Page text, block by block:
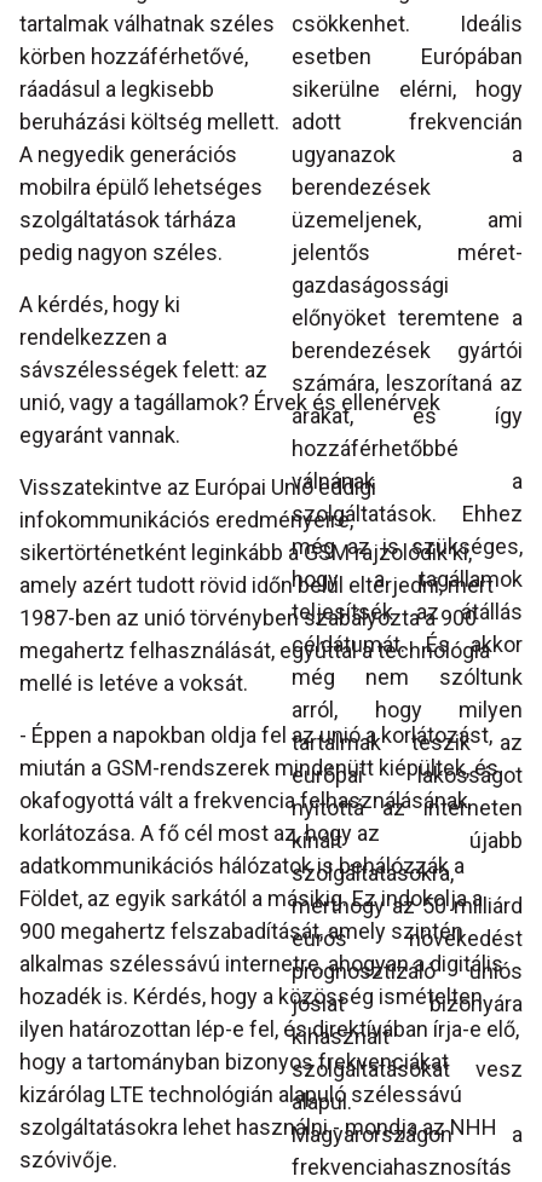
csökkenhet. Ideális
esetben Európában
sikerülne elérni, hogy
adott frekvencián
ugyanazok a
berendezések
üzemeljenek, ami
jelentős méret-
gazdaságossági
előnyöket teremtene a
berendezések gyártói
számára, leszorítaná az
árakat, és így
hozzáférhetőbbé
válnának a
szolgáltatások. Ehhez
még az is szükséges,
hogy a tagállamok
teljesítsék az átállás
céldátumát. És akkor
még nem szóltunk
arról, hogy milyen
tartalmak teszik az
európai lakosságot
nyitottá az interneten
kínált újabb
szolgáltatásokra,
merthogy az 50 milliárd
eurós növekedést
prognosztizáló uniós
jóslat bizonyára
kihasznált
szolgáltatásokat vesz
alapul.
Magyarországon a
frekvenciahasznosítás
tartalmak válhatnak széles
körben hozzáférhetővé,
ráadásul a legkisebb
beruházási költség mellett.
A negyedik generációs
mobilra épülő lehetséges
szolgáltatások tárháza
pedig nagyon széles.
A kérdés, hogy ki
rendelkezzen a
sávszélességek felett: az
unió, vagy a tagállamok? Érvek és ellenérvek
egyaránt vannak.
Visszatekintve az Európai Unió eddigi
infokommunikációs eredményeire,
sikertörténetként leginkább a GSM rajzolódik ki,
amely azért tudott rövid időn belül elterjedni, mert
1987-ben az unió törvényben szabályozta a 900
megahertz felhasználását, egyúttal a technológia
mellé is letéve a voksát.
- Éppen a napokban oldja fel az unió a korlátozást,
miután a GSM-rendszerek mindenütt kiépültek, és
okafogyottá vált a frekvencia felhasználásának
korlátozása. A fő cél most az, hogy az
adatkommunikációs hálózatok is behálózzák a
Földet, az egyik sarkától a másikig. Ez indokolja a
900 megahertz felszabadítását, amely szintén
alkalmas szélessávú internetre, ahogyan a digitális
hozadék is. Kérdés, hogy a közösség ismételten
ilyen határozottan lép-e fel, és direktívában írja-e elő,
hogy a tartományban bizonyos frekvenciákat
kizárólag LTE technológián alapuló szélessávú
szolgáltatásokra lehet használni - mondja az NHH
szóvivője.